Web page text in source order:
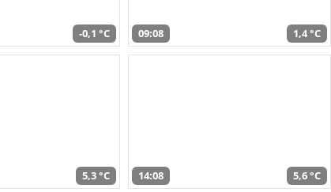
-0,1 °C 09:08 1,4 °C
5,3 °C 14:08 5,6 °C